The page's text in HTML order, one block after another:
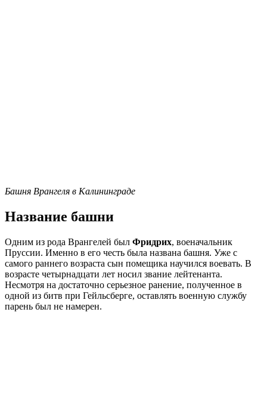
Башня Врангеля в Калининграде
Название башни
Одним из рода Врангелей был Фридрих, военачальник
Пруссии. Именно в его честь была названа башня. Уже с
самого раннего возраста сын помещика научился воевать. В
возрасте четырнадцати лет носил звание лейтенанта.
Несмотря на достаточно серьезное ранение, полученное в
одной из битв при Гейльсберге, оставлять военную службу
парень был не намерен.